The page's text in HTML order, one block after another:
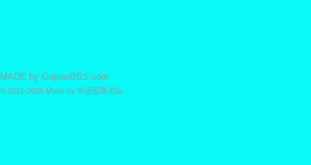
MADE by GupiaoBBS.com
© 2015-2025 Made by 中国股票论坛